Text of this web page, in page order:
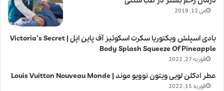
می 12, 2019
بادی اسپلش ویکتوریا سکرت اسکوئیز آف پاین اپل | Victoria’s Secret
Body Splash Squeeze Of Pineapple
فوریه 27, 2022
عطر ادکلن لویی ویتون نوویو موند | Louis Vuitton Nouveau Monde
فوریه 15, 2022